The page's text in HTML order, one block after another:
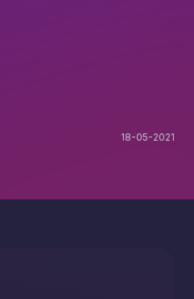
18-05-2021